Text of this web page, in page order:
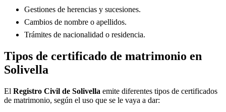
Gestiones de herencias y sucesiones.
Cambios de nombre o apellidos.
Trámites de nacionalidad o residencia.
Tipos de certificado de matrimonio en
Solivella
El Registro Civil de Solivella emite diferentes tipos de certificados
de matrimonio, según el uso que se le vaya a dar: